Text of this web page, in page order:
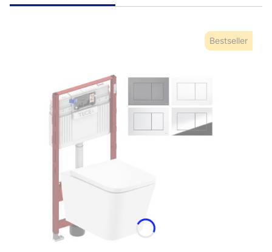
Bestseller